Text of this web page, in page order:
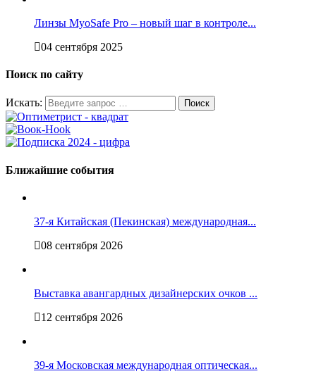
Линзы MyoSafe Pro – новый шаг в контроле...
04 сентября 2025
Поиск по сайту
Искать:
Ближайшие события
37-я Китайская (Пекинская) международная...
08 сентября 2026
Выставка авангардных дизайнерских очков ...
12 сентября 2026
39-я Московская международная оптическая...